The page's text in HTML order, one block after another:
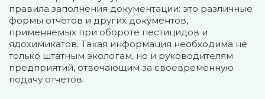
правила заполнения документации: это различные
формы отчетов и других документов,
применяемых при обороте пестицидов и
ядохимикатов. Такая информация необходима не
только штатным экологам, но и руководителям
предприятий, отвечающим за своевременную
подачу отчетов.